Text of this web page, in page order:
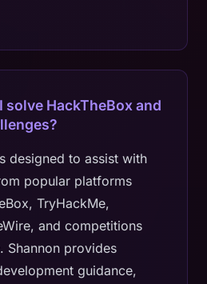
solve HackTheBox and
designed to assist with
popular platforms
TryHackMe,
and competitions
Shannon provides
guidance,